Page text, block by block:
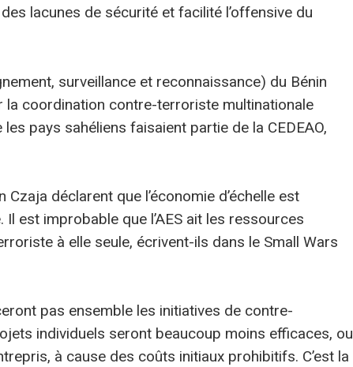
lacunes de sécurité et facilité l’offensive du
surveillance et reconnaissance) du Bénin
la coordination contre-terroriste multinationale
pays sahéliens faisaient partie de la CEDEAO,
déclarent que l’économie d’échelle est
est improbable que l’AES ait les ressources
à elle seule, écrivent-ils dans le Small Wars
pas ensemble les initiatives de contre-
individuels seront beaucoup moins efficaces, ou
à cause des coûts initiaux prohibitifs. C’est la